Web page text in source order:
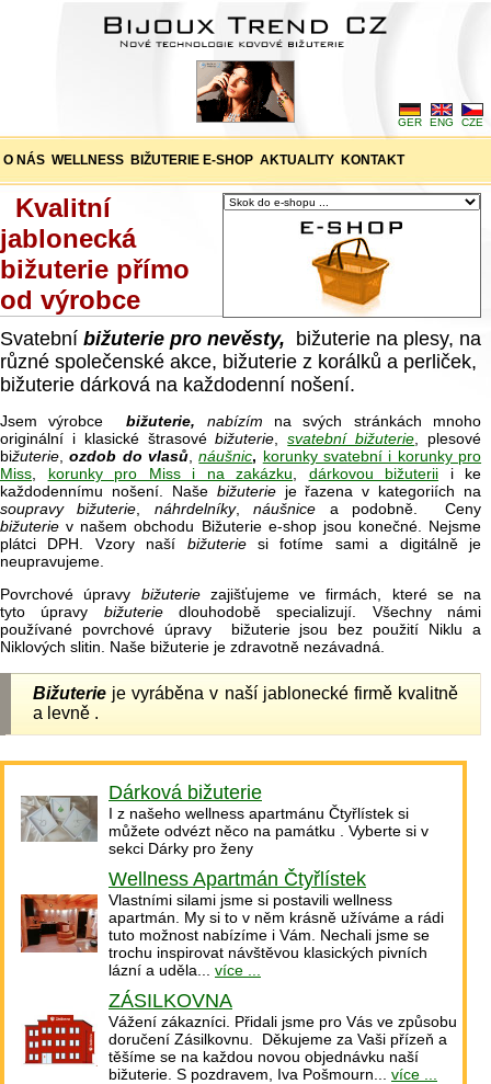
CZE
ENG
GER
O NÁS WELLNESS BIŽUTERIE E-SHOP AKTUALITY KONTAKT
Kvalitní
jablonecká
bižuterie přímo
od výrobce
Svatební bižuterie pro nevěsty, bižuterie na plesy, na
různé společenské akce, bižuterie z korálků a perliček,
bižuterie dárková na každodenní nošení.
Jsem výrobce bižuterie, nabízím na svých stránkách mnoho
originální i klasické štrasovébižuterie ,svatební bižuterie , plesové
bižuterie ,ozdob do vlasů ,náušnic, korunky svatební i korunky pro
Miss
korunky pro Miss i na zakázku dárkovou bižuterii i ke
každodennímu nošení. Naše bižuterieje řazena v kategoriích na
soupravy bižuterie
náhrdelníky,náušnice a podobně. Ceny
bižuterie v našem obchodu Bižuterie e-shop jsou konečné. Nejsme
plátci DPH. Vzory naší bižuteriesi fotíme sami a digitálně je
neupravujeme.
Povrchové úpravy bižuteriezajišťujeme ve firmách, které se na
tyto úpravy bižuteriedlouhodobě specializují. Všechny námi
používané povrchové úpravy bižuterie jsou bez použití Niklu a
Niklových slitin. Naše bižuterie je zdravotně nezávadná.
Bižuterie je vyráběna v naší jablonecké firmě kvalitně
a levně .
Dárková bižuterie
I z našeho wellness apartmánu Čtyřlístek si
můžete odvézt něco na památku . Vyberte si v
sekci Dárky pro ženy
Wellness Apartmán Čtyřlístek
Vlastními silami jsme si postavili wellness
apartmán. My si to v něm krásně užíváme a rádi
tuto možnost nabízíme i Vám. Nechali jsme se
trochu inspirovat návštěvou klasických pivních
lázní a uděla... více ...
ZÁSILKOVNA
Vážení zákazníci. Přidali jsme pro Vás ve způsobu
doručení Zásilkovnu. Děkujeme za Vaši přízeň a
těšíme se na každou novou objednávku naší
bižuterie. S pozdravem, Iva Pošmourn... více ...